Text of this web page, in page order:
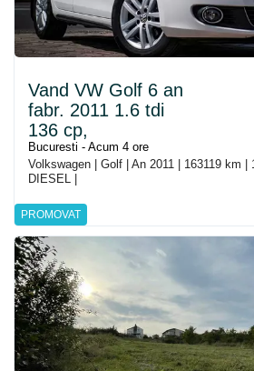
PROMOVAT
Vand VW Golf 6 an
fabr. 2011 1.6 tdi
136 cp,
Bucuresti - Acum 4 ore
Volkswagen | Golf | An 2011 | 163119 km |
DIESEL |